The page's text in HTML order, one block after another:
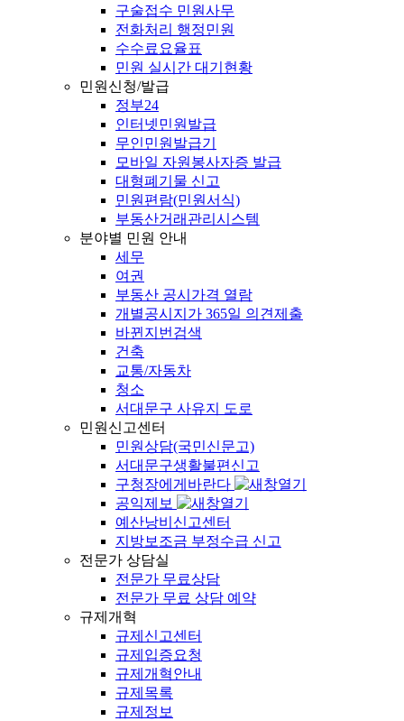
구술접수 민원사무
전화처리 행정민원
수수료요율표
민원 실시간 대기현황
민원신청/발급
정부24
인터넷민원발급
무인민원발급기
모바일 자원봉사자증 발급
대형폐기물 신고
민원편람(민원서식)
부동산거래관리시스템
분야별 민원 안내
세무
여권
부동산 공시가격 열람
개별공시지가 365일 의견제출
바뀐지번검색
건축
교통/자동차
청소
서대문구 사유지 도로
민원신고센터
민원상담(국민신문고)
서대문구생활불편신고
구청장에게바란다
공익제보
예산낭비신고센터
지방보조금 부정수급 신고
전문가 상담실
전문가 무료상담
전문가 무료 상담 예약
규제개혁
규제신고센터
규제입증요청
규제개혁안내
규제목록
규제정보